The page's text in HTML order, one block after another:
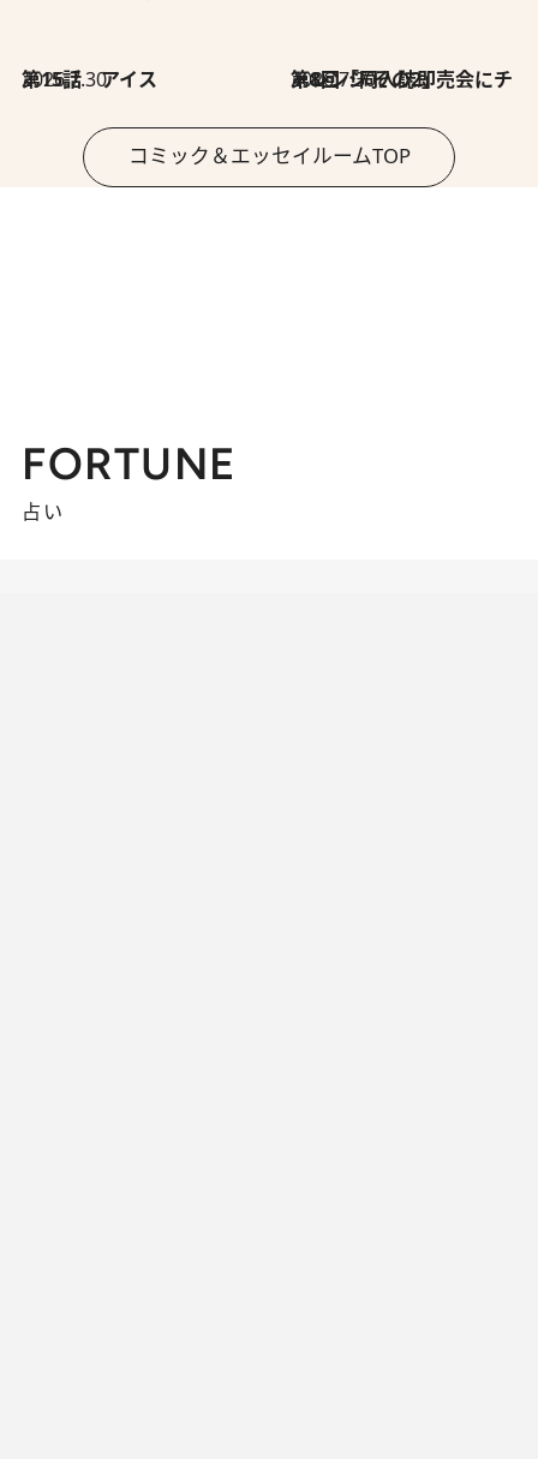
2026.7.30
第15話 アイス 2026.7.30
第8回「同人誌即売会にチャレンジ その2」
コミック＆エッセイルームTOP
FORTUNE
占い